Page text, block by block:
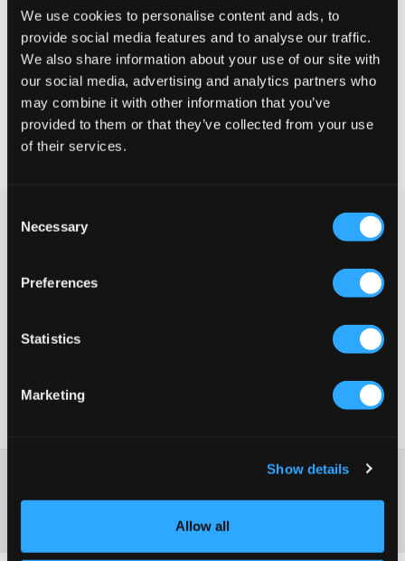
We use cookies to personalise content and ads, to
provide social media features and to analyse our traffic.
We also share information about your use of our site with
our social media, advertising and analytics partners who
may combine it with other information that you’ve
provided to them or that they’ve collected from your use
of their services.
Selection
Necessary
Preferences
Statistics
Marketing
Show details
Allow all
GRÖSSENBERATER
WÄHLEN SIE EINE GRÖSSE
Schnelle lieferung
Gratis versand über €69
Stiefel von Sofie Schnoor. Das Obermaterial besteht aus
Wildleder und das Futter aus Textil. Die Sohle hat eine Höhe von
einfachem Slip-On-Stil macht diese Schuhe zu einer
Sohle: 2,5 cm hoch
Farbe: Tan 7006